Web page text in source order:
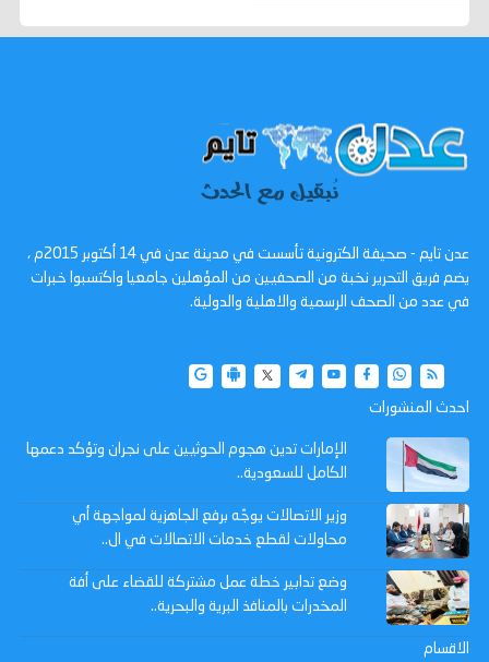
عدن تايم - صحيفة الكترونية تأسست في مدينة عدن في 14 أكتوبر 2015م ،
يضم فريق التحرير نخبة من الصحفيين من المؤهلين جامعيا واكتسبوا خبرات
في عدد من الصحف الرسمية والاهلية والدولية.
احدث المنشورات
الإمارات تدين هجوم الحوثيين على نجران وتؤكد دعمها
الكامل للسعودية..
وزير الاتصالات يوجّه برفع الجاهزية لمواجهة أي
محاولات لقطع خدمات الاتصالات في ال..
وضع تدابير خطة عمل مشتركة للقضاء على أفة
المخدرات بالمنافذ البرية والبحرية..
الاقسام